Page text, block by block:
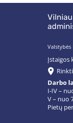
Įstaigos
Darbo
I-IV –
V – nuo
Pietų